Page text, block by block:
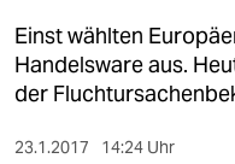
kultur
sport
Einst wählten
Handelsware aus.
der
23.1.2017 14:24 Uhr